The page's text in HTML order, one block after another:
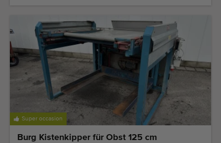
Super occasion
Burg Kistenkipper für Obst 125 cm